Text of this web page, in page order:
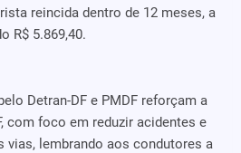
reincida dentro de 12 meses, a
R$ 5.869,40.
Detran-DF e PMDF reforçam a
com foco em reduzir acidentes e
vias, lembrando aos condutores a